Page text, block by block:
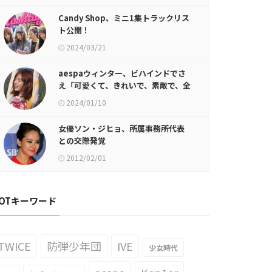
Candy Shop、ミニ1集トラックリス
ト公開！
2024/03/21
aespaウィンター、ビハインドでさ
え「可愛くて、きれいで、素敵で、全
部」2024/01/10
女優ソン・ジヒョ、所属事務所代表
との交際発覚
2012/02/01
キーワード
防弾少年団 IVE 少女時代